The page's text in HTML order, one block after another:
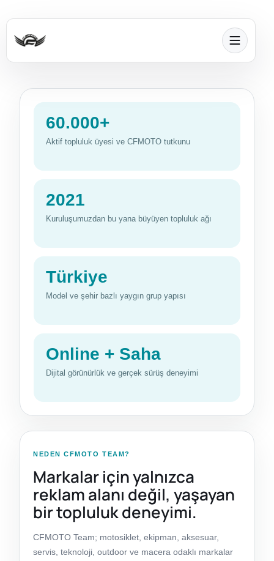
60.000+
Aktif topluluk üyesi ve CFMOTO tutkunu
2021
Kuruluşumuzdan bu yana büyüyen topluluk ağı
Türkiye
Model ve şehir bazlı yaygın grup yapısı
Online + Saha
Dijital görünürlük ve gerçek sürüş deneyimi
NEDEN CFMOTO TEAM?
Markalar için yalnızca
reklam alanı değil, yaşayan
bir topluluk deneyimi.
CFMOTO Team; motosiklet, ekipman, aksesuar,
servis, teknoloji, outdoor ve macera odaklı markalar